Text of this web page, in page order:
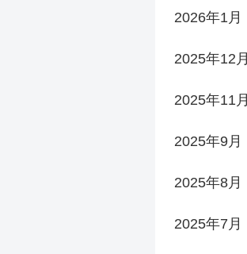
2026年1月
2025年12月
2025年11月
2025年9月
2025年8月
2025年7月